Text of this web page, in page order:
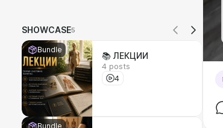
SHOWCASE5
Bundle
📚 ЛЕКЦИИ
4 posts
4
Bundle